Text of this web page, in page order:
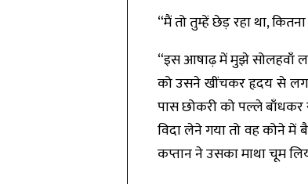
“मैं तो तुम्हें छेड़ रहा था,
“इस आषाढ़ में मुझे सोलहवाँ
को उसने खींचकर हृदय से
पास छोकरी को पल्ले बाँधकर
विदा लेने गया तो वह कोने
कप्तान ने उसका माथा चूम